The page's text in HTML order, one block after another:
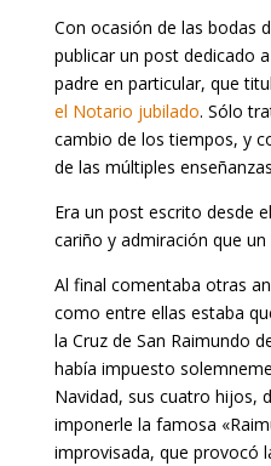
Con ocasión de las bodas
publicar un post dedicado
padre en particular, que
el Notario jubilado. Sólo
cambio de los tiempos, y
de las múltiples
Era un post escrito desde
cariño y admiración que
Al final comentaba otras
como entre ellas estaba
la Cruz de San Raimundo
había impuesto
Navidad, sus cuatro hijos,
imponerle la famosa
improvisada, que provocó